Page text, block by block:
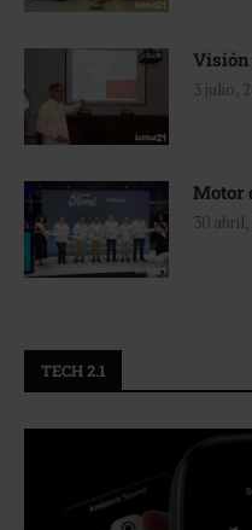
3 julio,
Motor
30
TECH 2.1